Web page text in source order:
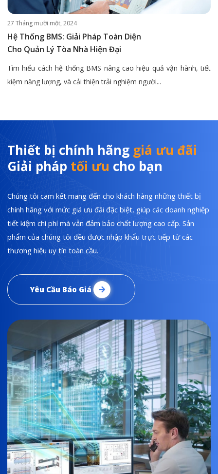
27 Tháng mười một, 2024
Hệ Thống BMS: Giải Pháp Toàn Diện
Cho Quản Lý Tòa Nhà Hiện Đại
Tìm hiểu cách hệ thống BMS nâng cao hiệu quả vận hành, tiết
kiệm năng lượng, và cải thiện trải nghiệm người...
Thiết bị chính hãng giá ưu đãi
Giải pháp tối ưu cho bạn
Chúng tôi cam kết mang đến cho khách hàng những thiết bị
chính hãng với mức giá ưu đãi đặc biệt, giúp các doanh nghiệp
tiết kiệm chi phí mà vẫn đảm bảo chất lượng cao cấp. Sản
phẩm của chúng tôi đều được nhập khẩu trực tiếp từ các
thương hiệu uy tín toàn cầu.
Yêu Cầu Báo Giá